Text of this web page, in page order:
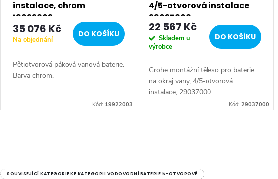
k
instalace, chrom
19922003
35 076 Kč
Na objednání
DO KOŠÍKU
Pětiotvorová páková vanová baterie.
Barva chrom.
Kód: 19922003
4/5-otvorová instalace
29037000
22 567 Kč
Skladem u
výrobce
DO KOŠÍKU
Grohe montážní těleso pro baterie
na okraj vany, 4/5-otvorová
instalace, 29037000.
Kód: 29037000
vSOUVISEJÍCÍ KATEGORIE KE KATEGORII VODOVODNÍ BATERIE 5-OTVOROVÉ